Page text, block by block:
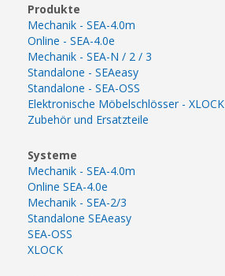
Produkte
Mechanik - SEA-4.0m
Online - SEA-4.0e
Mechanik - SEA-N / 2 / 3
Standalone - SEAeasy
Standalone - SEA-OSS
Elektronische Möbelschlösser - XLOCK
Zubehör und Ersatzteile
Systeme
Mechanik - SEA-4.0m
Online SEA-4.0e
Mechanik - SEA-2/3
Standalone SEAeasy
SEA-OSS
XLOCK